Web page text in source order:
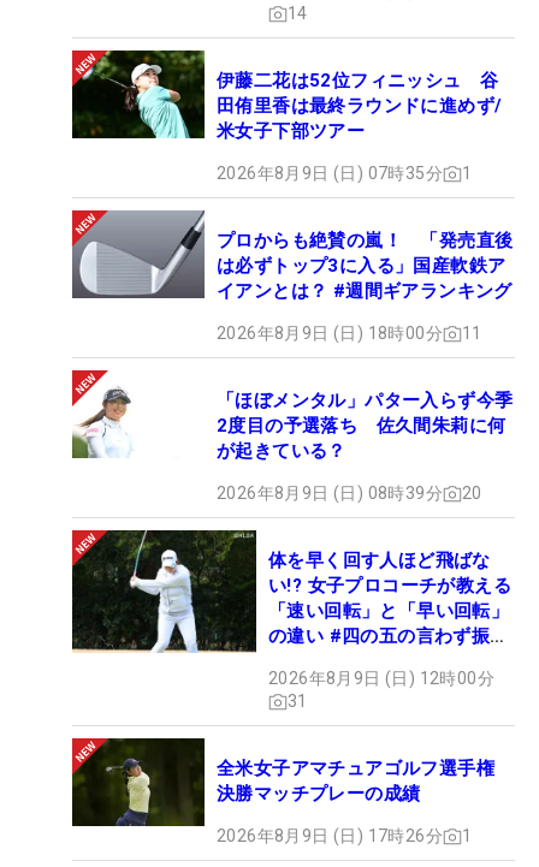
14
伊藤二花は52位フィニッシュ 谷
田侑里香は最終ラウンドに進めず/
米女子下部ツアー
2026年8月9日 (日) 07時35分 1
プロからも絶賛の嵐！ 「発売直後
は必ずトップ3に入る」国産軟鉄ア
イアンとは？ #週間ギアランキング
2026年8月9日 (日) 18時00分 11
「ほぼメンタル」パター入らず今季
2度目の予選落ち 佐久間朱莉に何
が起きている？
2026年8月9日 (日) 08時39分 20
体を早く回す人ほど飛ばな
い!? 女子プロコーチが教える
「速い回転」と「早い回転」
の違い #四の五の言わず振り
2026年8月9日 (日) 12時00分
31
全米女子アマチュアゴルフ選手権
決勝マッチプレーの成績
2026年8月9日 (日) 17時26分 1